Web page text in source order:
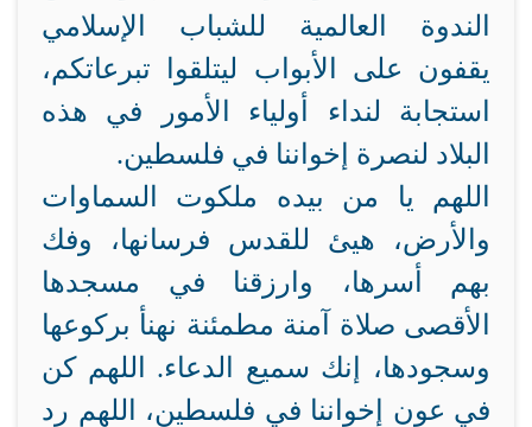
الندوة العالمية للشباب الإسلامي
يقفون على الأبواب ليتلقوا تبرعاتكم،
استجابة لنداء أولياء الأمور في هذه
البلاد لنصرة إخواننا في فلسطين.
اللهم يا من بيده ملكوت السماوات
والأرض، هيئ للقدس فرسانها، وفك
بهم أسرها، وارزقنا في مسجدها
الأقصى صلاة آمنة مطمئنة نهنأ بركوعها
وسجودها، إنك سميع الدعاء. اللهم كن
في عون إخواننا في فلسطين، اللهم رد